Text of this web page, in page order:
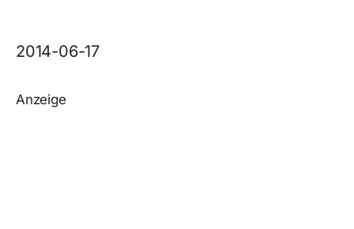
2014-06-17
Anzeige